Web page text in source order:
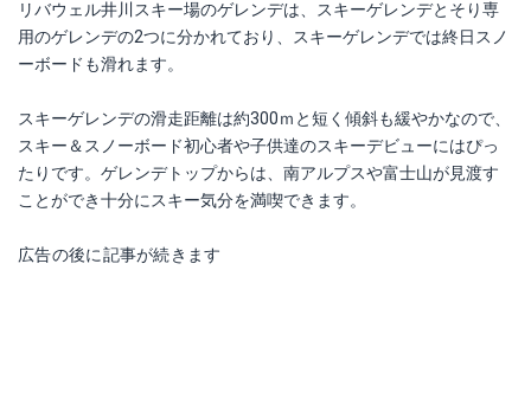
リバウェル井川スキー場のゲレンデは、スキーゲレンデとそり専
用のゲレンデの2つに分かれており、スキーゲレンデでは終日スノ
ーボードも滑れます。
スキーゲレンデの滑走距離は約300ｍと短く傾斜も緩やかなので、
スキー＆スノーボード初心者や子供達のスキーデビューにはぴっ
たりです。ゲレンデトップからは、南アルプスや富士山が見渡す
ことができ十分にスキー気分を満喫できます。
広告の後に記事が続きます